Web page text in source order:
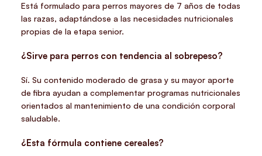
Está formulado para perros mayores de 7 años de todas
las razas, adaptándose a las necesidades nutricionales
propias de la etapa senior.
¿Sirve para perros con tendencia al sobrepeso?
Sí. Su contenido moderado de grasa y su mayor aporte
de fibra ayudan a complementar programas nutricionales
orientados al mantenimiento de una condición corporal
saludable.
¿Esta fórmula contiene cereales?